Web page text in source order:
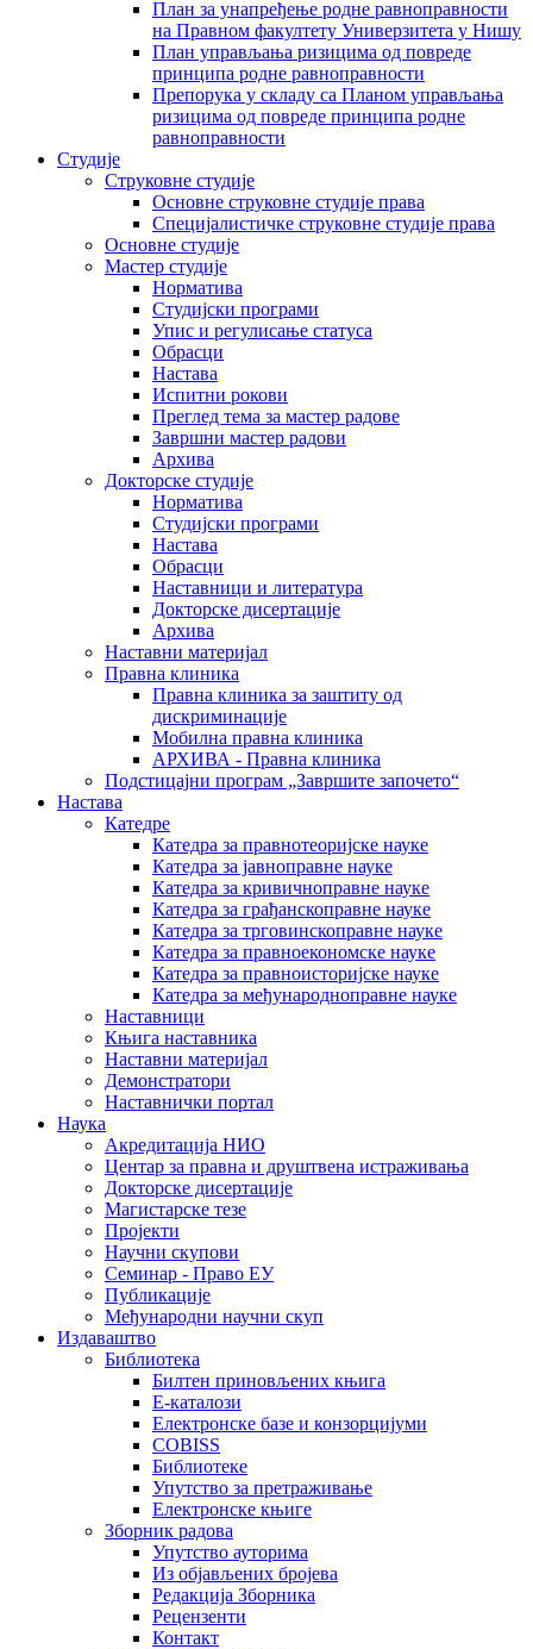
План за унапређење родне равноправности
на Правном факултету Универзитета у Нишу
План управљања ризицима од повреде
принципа родне равноправности
Препорука у складу са Планом управљања
ризицима од повреде принципа родне
равноправности
Студије
Струковне студије
Основне струковне студије права
Специјалистичке струковне студије права
Основне студије
Мастер студије
Норматива
Студијски програми
Упис и регулисање статуса
Обрасци
Настава
Испитни рокови
Преглед тема за мастер радове
Завршни мастер радови
Архива
Докторске студије
Норматива
Студијски програми
Настава
Обрасци
Наставници и литература
Докторске дисертације
Архива
Наставни материјал
Правна клиника
Правна клиника за заштиту од
дискриминације
Мобилна правна клиника
АРХИВА - Правна клиника
Подстицајни програм „Завршите започето“
Настава
Катедре
Катедра за правнотеоријске науке
Катедра за јавноправне науке
Катедра за кривичноправне науке
Катедра за грађанскоправне науке
Катедра за трговинскоправне науке
Катедра за правноекономске науке
Катедра за правноисторијске науке
Катедра за међународноправне науке
Наставници
Књига наставника
Наставни материјал
Демонстратори
Наставнички портал
Наука
Акредитација НИО
Центар за правна и друштвена истраживања
Докторске дисертације
Магистарске тезе
Пројекти
Научни скупови
Семинар - Право ЕУ
Публикације
Међународни научни скуп
Издаваштво
Библиотека
Билтен приновљених књига
Е-каталози
Електронске базе и конзорцијуми
COBISS
Библиотеке
Упутство за претраживање
Електронске књиге
Зборник радова
Упутство ауторима
Из објављених бројева
Редакција Зборника
Рецензенти
Контакт